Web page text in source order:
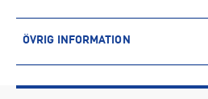
ÖVRIG INFORMATION
Produktnummer: 1574267